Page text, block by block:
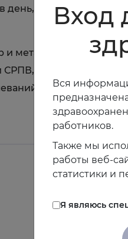
день, на что в первую
и мета-анализ
СРПВ, принятым
Вход
Вся
работников.
Также мы
работы веб-
статистики и
Я являюсь